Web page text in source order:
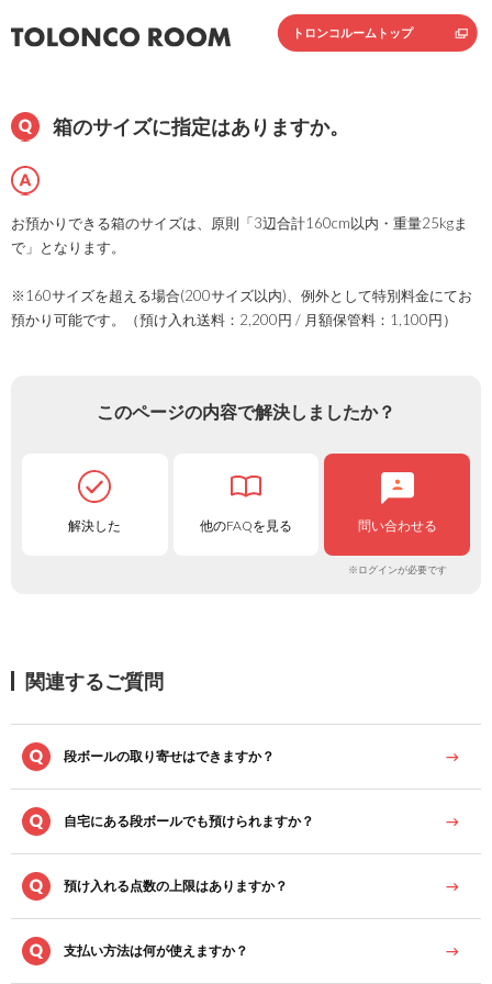
トロンコルームトップ
箱のサイズに指定はありますか。
お預かりできる箱のサイズは、原則「3辺合計160cm以内・重量25kgま
で」となります。
※160サイズを超える場合(200サイズ以内)、例外として特別料金にてお
預かり可能です。（預け入れ送料：2,200円 / 月額保管料：1,100円）
このページの内容で解決しましたか？
解決した 他のFAQを見る 問い合わせる
※ログインが必要です
関連するご質問
段ボールの取り寄せはできますか？
自宅にある段ボールでも預けられますか？
預け入れる点数の上限はありますか？
支払い方法は何が使えますか？